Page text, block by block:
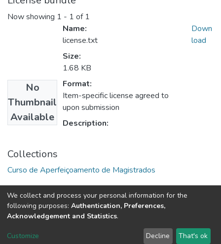
Now showing 1 - 1 of 1
No
Thumbnail
Available
Name:
license.txt
Size:
1.68 KB
Format:
Item-specific license agreed to
upon submission
Description:
Down
load
Collections
Curso de Aperfeiçoamento de Magistrados
Tribunal de Justiça do Estado do Ceará
Av. General Afonso Albuquerque Lima, S/N. - Cambeba CEP: 60822-325 -
ouvidoriageral@tjce.jus.br
We collect and process your personal information for the
following purposes: Authentication, Preferences,
Acknowledgement and Statistics.
Customize Decline That's ok